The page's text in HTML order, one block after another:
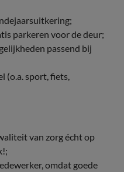
parkeren voor de deur;
passend bij
(o.a. sport, fiets,
van zorg écht op
omdat goede